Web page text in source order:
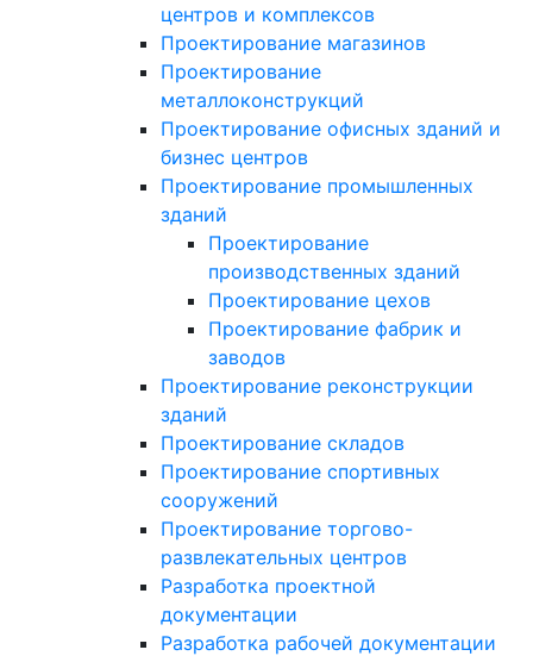
центров и комплексов
Проектирование магазинов
Проектирование
металлоконструкций
Проектирование офисных зданий и
бизнес центров
Проектирование промышленных
зданий
Проектирование
производственных зданий
Проектирование цехов
Проектирование фабрик и
заводов
Проектирование реконструкции
зданий
Проектирование складов
Проектирование спортивных
сооружений
Проектирование торгово-
развлекательных центров
Разработка проектной
документации
Разработка рабочей документации